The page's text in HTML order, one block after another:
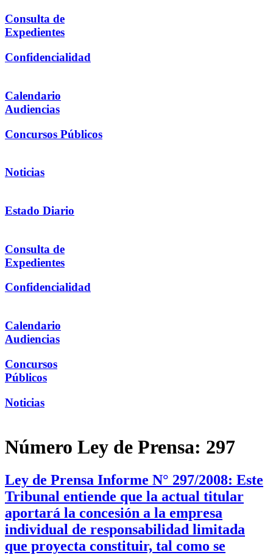
Consulta de
Expedientes
Confidencialidad
Calendario
Audiencias
Concursos Públicos
Noticias
Estado Diario
Consulta de
Expedientes
Confidencialidad
Calendario
Audiencias
Concursos
Públicos
Noticias
Número Ley de Prensa: 297
Ley de Prensa Informe N° 297/2008: Este
Tribunal entiende que la actual titular
aportará la concesión a la empresa
individual de responsabilidad limitada
que proyecta constituir, tal como se